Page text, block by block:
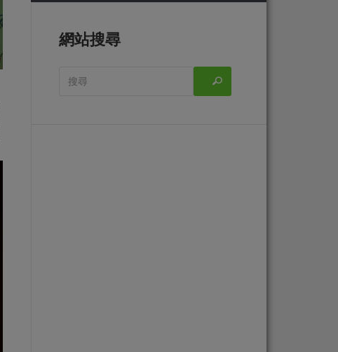
網站搜尋